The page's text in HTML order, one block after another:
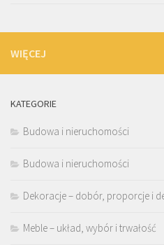
WIĘCEJ
KATEGORIE
Budowa i nieruchomości
Budowa i nieruchomości
Dekoracje – dobór, proporcje i
Meble – układ, wybór i trwałość